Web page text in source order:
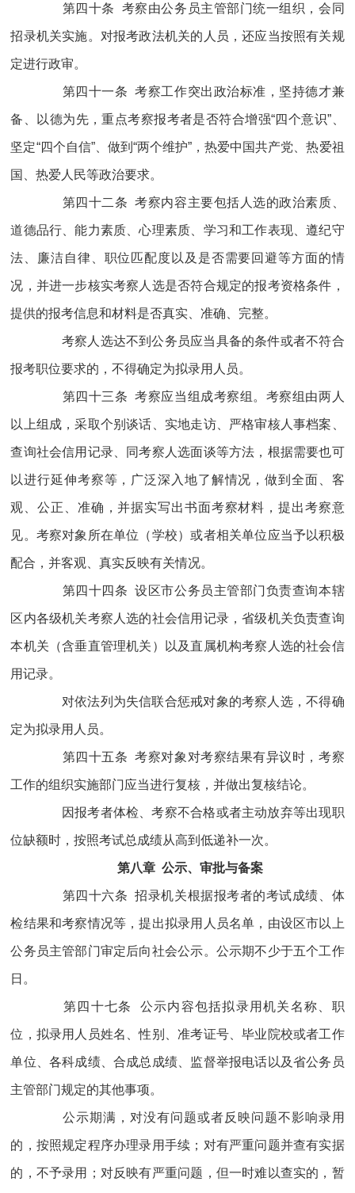
第四十条 考察由公务员主管部门统一组织，会同
招录机关实施。对报考政法机关的人员，还应当按照有关规
定进行政审。
第四十一条 考察工作突出政治标准，坚持德才兼
备、以德为先，重点考察报考者是否符合增强“四个意识”、
坚定“四个自信”、做到“两个维护”，热爱中国共产党、热爱祖
国、热爱人民等政治要求。
第四十二条 考察内容主要包括人选的政治素质、
道德品行、能力素质、心理素质、学习和工作表现、遵纪守
法、廉洁自律、职位匹配度以及是否需要回避等方面的情
况，并进一步核实考察人选是否符合规定的报考资格条件，
提供的报考信息和材料是否真实、准确、完整。
考察人选达不到公务员应当具备的条件或者不符合
报考职位要求的，不得确定为拟录用人员。
第四十三条 考察应当组成考察组。考察组由两人
以上组成，采取个别谈话、实地走访、严格审核人事档案、
查询社会信用记录、同考察人选面谈等方法，根据需要也可
以进行延伸考察等，广泛深入地了解情况，做到全面、客
观、公正、准确，并据实写出书面考察材料，提出考察意
见。考察对象所在单位（学校）或者相关单位应当予以积极
配合，并客观、真实反映有关情况。
第四十四条 设区市公务员主管部门负责查询本辖
区内各级机关考察人选的社会信用记录，省级机关负责查询
本机关（含垂直管理机关）以及直属机构考察人选的社会信
用记录。
对依法列为失信联合惩戒对象的考察人选，不得确
定为拟录用人员。
第四十五条 考察对象对考察结果有异议时，考察
工作的组织实施部门应当进行复核，并做出复核结论。
因报考者体检、考察不合格或者主动放弃等出现职
位缺额时，按照考试总成绩从高到低递补一次。
第八章 公示、审批与备案
第四十六条 招录机关根据报考者的考试成绩、体
检结果和考察情况等，提出拟录用人员名单，由设区市以上
公务员主管部门审定后向社会公示。公示期不少于五个工作
日。
第四十七条 公示内容包括拟录用机关名称、职
位，拟录用人员姓名、性别、准考证号、毕业院校或者工作
单位、各科成绩、合成总成绩、监督举报电话以及省公务员
主管部门规定的其他事项。
公示期满，对没有问题或者反映问题不影响录用
的，按照规定程序办理录用手续；对有严重问题并查有实据
的，不予录用；对反映有严重问题，但一时难以查实的，暂